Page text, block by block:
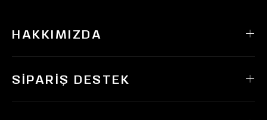
HAKKIMIZDA
SIPARIŞ DESTEK